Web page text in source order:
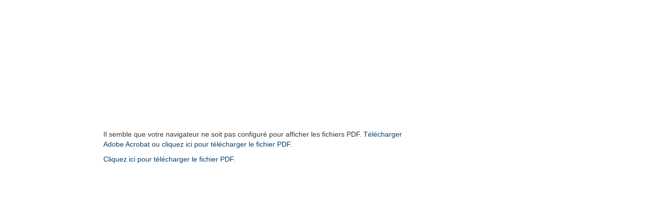
Il semble que votre navigateur ne soit pas configuré pour afficher les fichiers PDF. Télécharger
Adobe Acrobat ou cliquez ici pour télécharger le fichier PDF.
Cliquez ici pour télécharger le fichier PDF.